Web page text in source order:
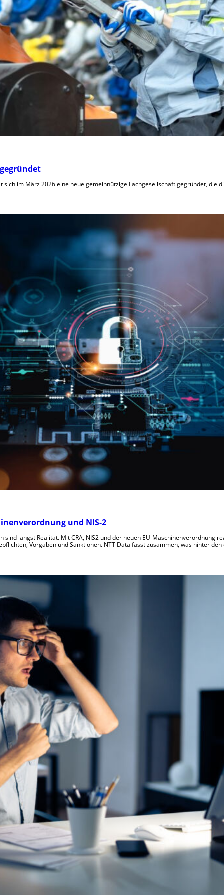
sich im März 2026 eine neue gemeinnützige Fachgesellschaft gegründet, die
und NIS-2
sind längst Realität. Mit CRA, NIS2 und der neuen EU-Maschinenverordnung
Vorgaben und Sanktionen. NTT Data fasst zusammen, was hinter